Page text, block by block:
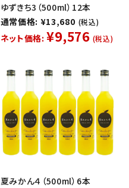
ゆずきち3（500ml）12本
通常価格: ¥13,680 (税込)
ネット価格: ¥9,576 (税込)
夏みかん４（500ml）6本